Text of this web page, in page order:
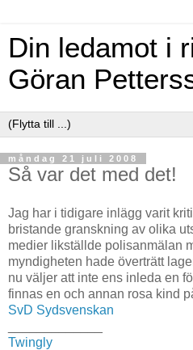
Din ledamot i
Göran
måndag 21 juli 2008
Så var det med det!
Jag har i tidigare inlägg varit
bristande granskning av olika
medier likställde polisanmälan
myndigheten hade överträtt
nu väljer att inte ens inleda en
finnas en och annan rosa kind
SvD Sydsvenskan
Twingly